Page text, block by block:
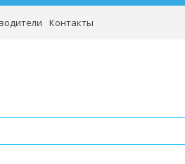
Контакты